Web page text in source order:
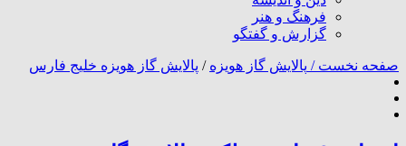
فرهنگ و هنر
گزارش و گفتگو
صفحه نخست / پالایش گاز هویزه / پالایش گاز هویزه خلیج فارس